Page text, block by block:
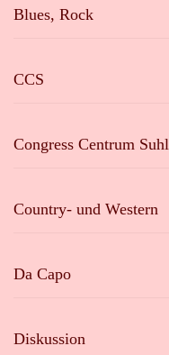
Blues, Rock
CCS
Congress Centrum Suhl
Country- und Western
Da Capo
Diskussion